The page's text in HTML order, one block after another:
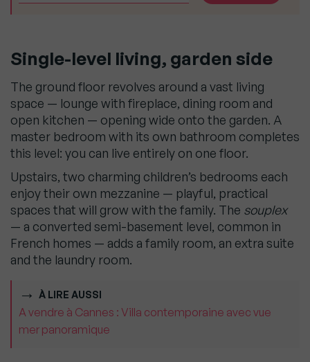
Single-level living, garden side
The ground floor revolves around a vast living
space — lounge with fireplace, dining room and
open kitchen — opening wide onto the garden. A
master bedroom with its own bathroom completes
this level: you can live entirely on one floor.
Upstairs, two charming children’s bedrooms each
enjoy their own mezzanine — playful, practical
spaces that will grow with the family. The souplex
— a converted semi-basement level, common in
French homes — adds a family room, an extra suite
and the laundry room.
À LIRE AUSSI
A vendre à Cannes : Villa contemporaine avec vue
mer panoramique